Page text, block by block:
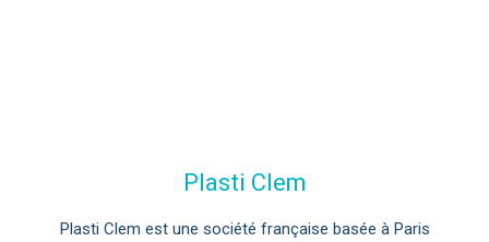
Plasti Clem
Plasti Clem est une société française basée à Paris